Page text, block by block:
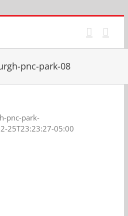
pnc-park-08
pnc-park-
25T23:23:27-05:00